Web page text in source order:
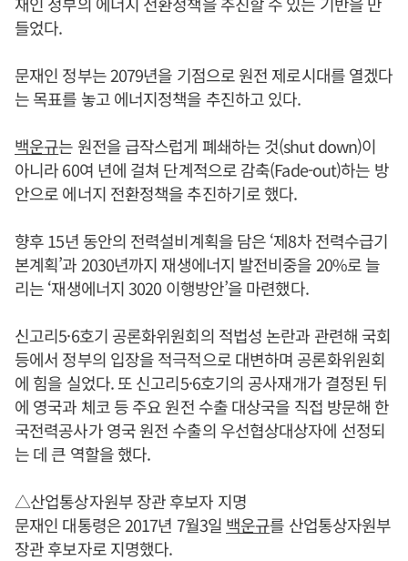
들었다.
문재인 정부는 2079년을 기점으로 원전 제로시대를 열겠다
는 목표를 놓고 에너지정책을 추진하고 있다.
백운규는 원전을 급작스럽게 폐쇄하는 것(shut down)이
아니라 60여 년에 걸쳐 단계적으로 감축(Fade-out)하는 방
안으로 에너지 전환정책을 추진하기로 했다.
향후 15년 동안의 전력설비계획을 담은 ‘제8차 전력수급기
본계획’과 2030년까지 재생에너지 발전비중을 20%로 늘
리는 ‘재생에너지 3020 이행방안’을 마련했다.
신고리5·6호기 공론화위원회의 적법성 논란과 관련해 국회
등에서 정부의 입장을 적극적으로 대변하며 공론화위원회
에 힘을 실었다. 또 신고리5·6호기의 공사재개가 결정된 뒤
에 영국과 체코 등 주요 원전 수출 대상국을 직접 방문해 한
국전력공사가 영국 원전 수출의 우선협상대상자에 선정되
는 데 큰 역할을 했다.
△산업통상자원부 장관 후보자 지명
문재인 대통령은 2017년 7월3일 백운규를 산업통상자원부
장관 후보자로 지명했다.